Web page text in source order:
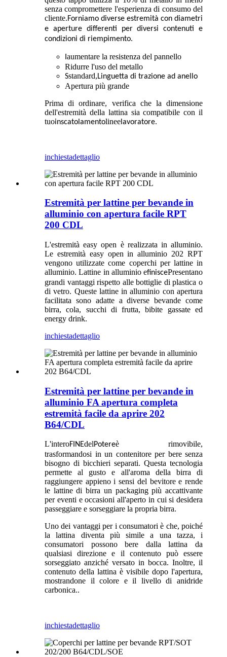
senza compromettere l'esperienza di consumo del
cliente.Forniamo diverse estremità con diametri
e aperture differenti per diversi contenuti e
condizioni di riempimento.
aumentare la resistenza del pannello
Ridurre l'uso del metallo
Sstandard,Linguetta di trazione ad anello
Apertura più grande
Prima di ordinare, verifica che la dimensione
dell'estremità della lattina sia compatibile con il
tuoinscatolamentolinee lavoratore.
inchiestadettaglio
Estremità per lattine per bevande in
alluminio con apertura facile RPT
200 CDL
L'estremità easy open è realizzata in alluminio.
Le estremità easy open in alluminio 202 RPT
vengono utilizzate come coperchi per lattine in
alluminio. Lattine in alluminio efiniscePresentano
grandi vantaggi rispetto alle bottiglie di plastica o
di vetro. Queste lattine in alluminio con apertura
facilitata sono adatte a diverse bevande come
birra, cola, succhi di frutta, bibite gassate ed
energy drink.
inchiestadettaglio
Estremità per lattine per bevande in
alluminio FA apertura completa
estremità facile da aprire 202
B64/CDL
L'interoFINEdelPotereè rimovibile,
trasformandosi in un contenitore per bere senza
bisogno di bicchieri separati. Questa tecnologia
permette al gusto e all'aroma della birra di
raggiungere appieno i sensi del bevitore e rende
le lattine di birra un packaging più accattivante
per eventi e occasioni all'aperto in cui si desidera
passeggiare e sorseggiare la propria birra.
Uno dei vantaggi per i consumatori è che, poiché
la lattina diventa più simile a una tazza, i
consumatori possono bere dalla lattina da
qualsiasi direzione e il contenuto può essere
sorseggiato anziché versato in bocca. Inoltre, il
contenuto della lattina è visibile dopo l'apertura,
mostrandone il colore e il livello di anidride
carbonica..
inchiestadettaglio